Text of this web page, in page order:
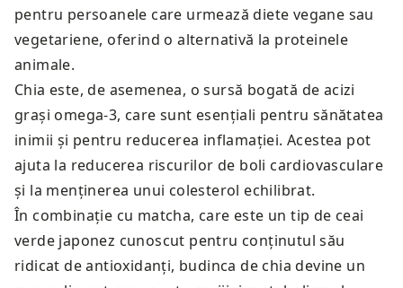
pentru persoanele care urmează diete vegane sau
vegetariene, oferind o alternativă la proteinele
animale.
Chia este, de asemenea, o sursă bogată de acizi
grași omega-3, care sunt esențiali pentru sănătatea
inimii și pentru reducerea inflamației. Acestea pot
ajuta la reducerea riscurilor de boli cardiovasculare
și la menținerea unui colesterol echilibrat.
În combinație cu matcha, care este un tip de ceai
verde japonez cunoscut pentru conținutul său
ridicat de antioxidanți, budinca de chia devine un